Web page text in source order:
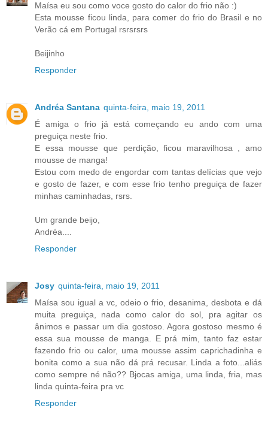
Maísa eu sou como voce gosto do calor do frio não :)
Esta mousse ficou linda, para comer do frio do Brasil e no
Verão cá em Portugal rsrsrsrs
Beijinho
Responder
Andréa Santana quinta-feira, maio 19, 2011
É amiga o frio já está começando eu ando com uma
preguiça neste frio.
E essa mousse que perdição, ficou maravilhosa , amo
mousse de manga!
Estou com medo de engordar com tantas delícias que vejo
e gosto de fazer, e com esse frio tenho preguiça de fazer
minhas caminhadas, rsrs.
Um grande beijo,
Andréa....
Responder
Josy quinta-feira, maio 19, 2011
Maísa sou igual a vc, odeio o frio, desanima, desbota e dá
muita preguiça, nada como calor do sol, pra agitar os
ânimos e passar um dia gostoso. Agora gostoso mesmo é
essa sua mousse de manga. E prá mim, tanto faz estar
fazendo frio ou calor, uma mousse assim caprichadinha e
bonita como a sua não dá prá recusar. Linda a foto...aliás
como sempre né não?? Bjocas amiga, uma linda, fria, mas
linda quinta-feira pra vc
Responder